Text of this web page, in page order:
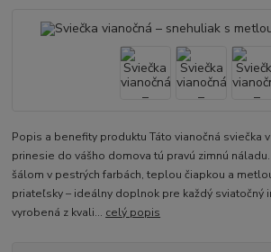
Popis a benefity produktu Táto vianočná sviečka
prinesie do vášho domova tú pravú zimnú
šálom v pestrých farbách, teplou čiapkou a
priateľsky – ideálny doplnok pre každý sviatočný
vyrobená z kvali... celý popis